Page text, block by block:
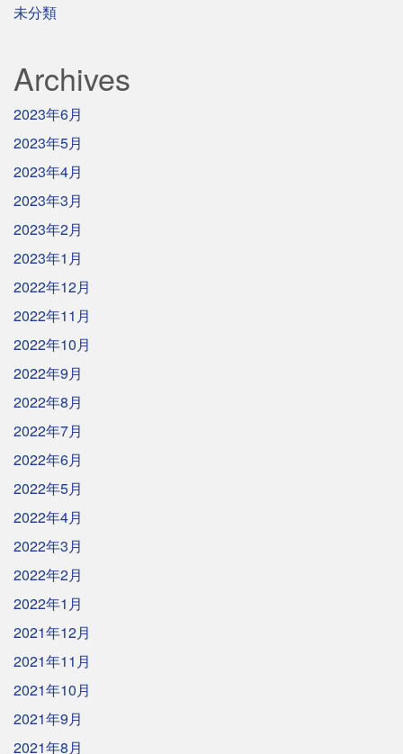
未分類
Archives
2023年6月
2023年5月
2023年4月
2023年3月
2023年2月
2023年1月
2022年12月
2022年11月
2022年10月
2022年9月
2022年8月
2022年7月
2022年6月
2022年5月
2022年4月
2022年3月
2022年2月
2022年1月
2021年12月
2021年11月
2021年10月
2021年9月
2021年8月